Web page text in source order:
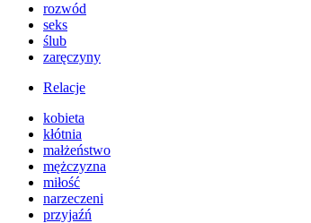
rozwód
seks
ślub
zaręczyny
Relacje
kobieta
kłótnia
małżeństwo
mężczyzna
miłość
narzeczeni
przyjaźń